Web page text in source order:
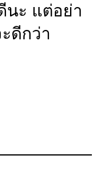
นะ แต่อย่า
ดีกว่า